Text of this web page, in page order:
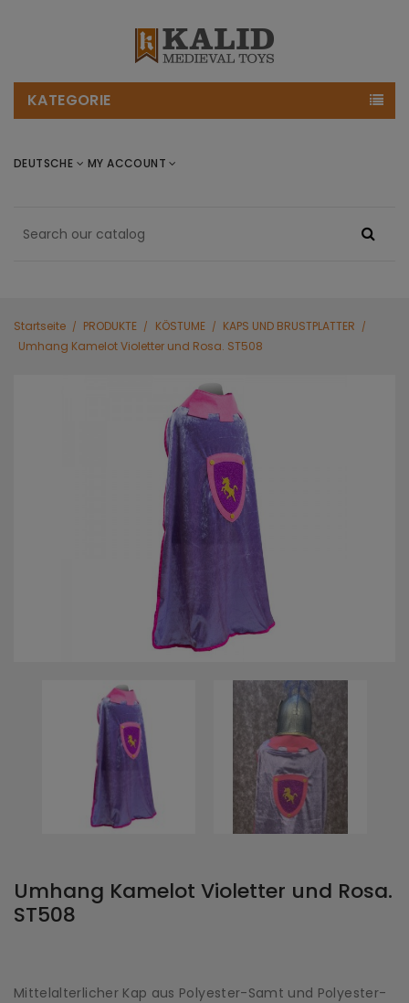
KATEGORIE
DEUTSCHE MY ACCOUNT
Startseite PRODUKTE KÖSTUME
KAPS UND BRUSTPLATTER
Umhang Kamelot Violetter und Rosa. ST508
Umhang Kamelot Violetter und Rosa.
ST508
Mittelalterlicher Kap aus Polyester-Samt und Polyester-